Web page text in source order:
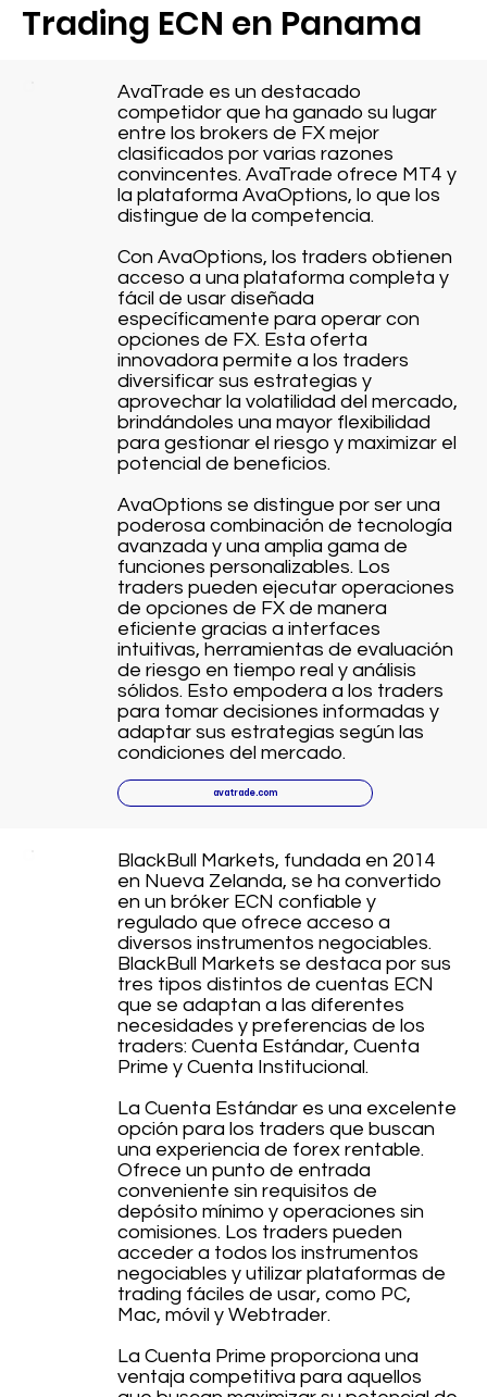
Trading ECN en Panama
AvaTrade es un destacado
competidor que ha ganado su lugar
entre los brokers de FX mejor
clasificados por varias razones
convincentes. AvaTrade ofrece MT4 y
la plataforma AvaOptions, lo que los
distingue de la competencia.
Con AvaOptions, los traders obtienen
acceso a una plataforma completa y
fácil de usar diseñada
específicamente para operar con
opciones de FX. Esta oferta
innovadora permite a los traders
diversificar sus estrategias y
aprovechar la volatilidad del mercado,
brindándoles una mayor flexibilidad
para gestionar el riesgo y maximizar el
potencial de beneficios.
AvaOptions se distingue por ser una
poderosa combinación de tecnología
avanzada y una amplia gama de
funciones personalizables. Los
traders pueden ejecutar operaciones
de opciones de FX de manera
eficiente gracias a interfaces
intuitivas, herramientas de evaluación
de riesgo en tiempo real y análisis
sólidos. Esto empodera a los traders
para tomar decisiones informadas y
adaptar sus estrategias según las
condiciones del mercado.
avatrade.com
BlackBull Markets, fundada en 2014
en Nueva Zelanda, se ha convertido
en un bróker ECN confiable y
regulado que ofrece acceso a
diversos instrumentos negociables.
BlackBull Markets se destaca por sus
tres tipos distintos de cuentas ECN
que se adaptan a las diferentes
necesidades y preferencias de los
traders: Cuenta Estándar, Cuenta
Prime y Cuenta Institucional.
La Cuenta Estándar es una excelente
opción para los traders que buscan
una experiencia de forex rentable.
Ofrece un punto de entrada
conveniente sin requisitos de
depósito mínimo y operaciones sin
comisiones. Los traders pueden
acceder a todos los instrumentos
negociables y utilizar plataformas de
trading fáciles de usar, como PC,
Mac, móvil y Webtrader.
La Cuenta Prime proporciona una
ventaja competitiva para aquellos